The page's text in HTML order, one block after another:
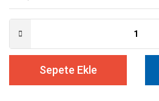
Sepete Ekle